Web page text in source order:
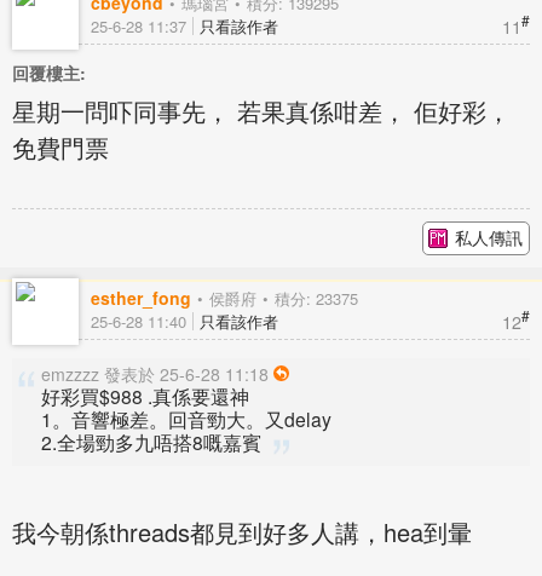
11#
25-6-28 11:37 只看該作者
回覆樓主:
星期一問吓同事先， 若果真係咁差， 佢好彩，
免費門票
私人傳訊
esther_fong 侯爵府 積分: 23375
12#
25-6-28 11:40 只看該作者
emzzzz 發表於 25-6-28 11:18
好彩買$988 .真係要還神
1。音響極差。回音勁大。又delay
2.全場勁多九唔搭8嘅嘉賓
我今朝係threads都見到好多人講，hea到暈